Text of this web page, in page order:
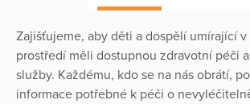
Zajišťujeme, aby děti a dospělí umírající v
prostředí měli dostupnou zdravotní péči
služby. Každému, kdo se na nás obrátí,
informace potřebné k péči o